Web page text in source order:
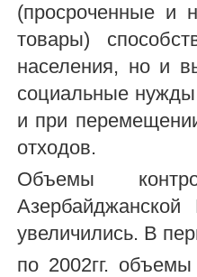
(просроченные и
товары)
населения, но и
социальные
и при
отходов.
Объемы
увеличились. В
по 2002гг.